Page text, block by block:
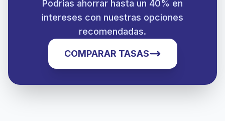
Podrías ahorrar hasta un 40% en
intereses con nuestras opciones
recomendadas.
COMPARAR TASAS